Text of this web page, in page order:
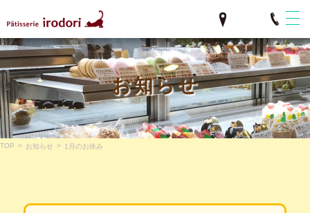
お知らせ
TOP > お知らせ > 1月のお休み